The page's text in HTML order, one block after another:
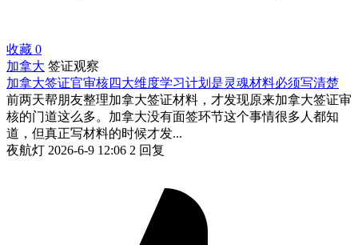
收藏 0
加拿大 签证观察
加拿大签证官审核四大维度学习计划是灵魂材料必须写清楚
前两天帮朋友整理加拿大签证材料，才发现原来加拿大签证审
核的门道这么多。加拿大没有面签环节这个事情很多人都知
道，但真正写材料的时候才发...
夜航灯 2026-6-9 12:06 2 回复